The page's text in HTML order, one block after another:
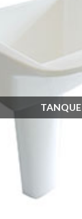
TANQUE